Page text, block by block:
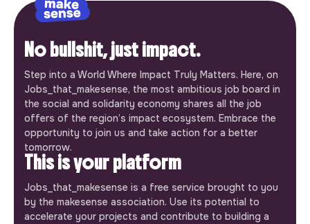
No bullshit, just impact.
Step into a World Where Impact Truly Matters. Here, on
Jobs_that_makesense, the most ambitious job board in
the social and solidarity economy shares all the job
offers of the region’s impact ecosystem. Embrace the
opportunity to join us and take action for a better
tomorrow.
This is your platform
Jobs_that_makesense is a free service brought to you
by the makesense association. Use its potential to
accelerate your projects and contribute to building a